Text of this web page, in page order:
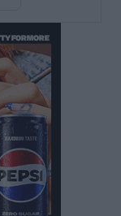
ο μηχανισμός
– Ισχυρά
6 περιοχές
τους